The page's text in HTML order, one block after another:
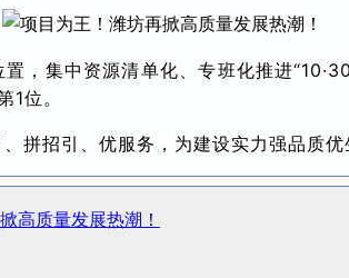
，集中资源清单化、专班化推进
位。
拼招引、优服务，为建设实力强品质优
高质量发展热潮！